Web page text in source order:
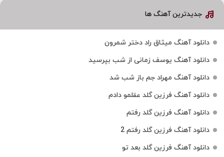
جدیدترین آهنگ ها
دانلود آهنگ میثاق راد دختر شمرون
دانلود آهنگ یوسف زمانی از شب بپرسید
دانلود آهنگ مهراد جم باز شب شد
دانلود آهنگ فرزین گلد عقلمو دادم
دانلود آهنگ فرزین گلد رفتم
دانلود آهنگ فرزین گلد رفتم 2
دانلود آهنگ فرزین گلد بعد تو